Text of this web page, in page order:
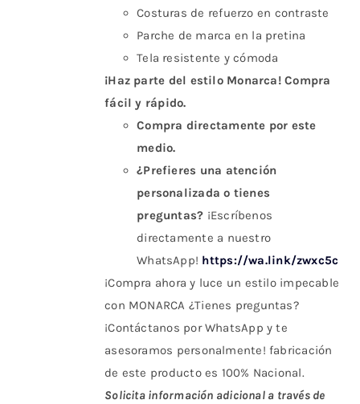
Costuras de refuerzo en contraste
Parche de marca en la pretina
Tela resistente y cómoda
¡Haz parte del estilo Monarca! Compra
fácil y rápido.
Compra directamente por este
medio.
¿Prefieres una atención
personalizada o tienes
preguntas? ¡Escríbenos
directamente a nuestro
WhatsApp! https://wa.link/zwxc5c
¡Compra ahora y luce un estilo impecable
con MONARCA ¿Tienes preguntas?
¡Contáctanos por WhatsApp y te
asesoramos personalmente! fabricación
de este producto es 100% Nacional.
Solicita información adicional a través de